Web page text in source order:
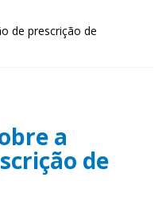
de prescrição de
a
de